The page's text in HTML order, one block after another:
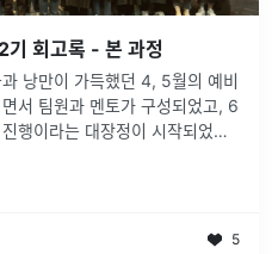
기 회고록 - 본 과정
서 팀원과 멘토가 구성되었고, 6
행이라는 대장정이 시작되었다.
5